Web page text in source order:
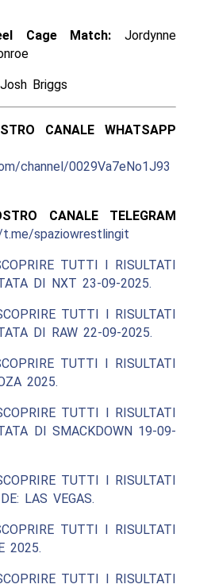
Cage Match: Jordynne
Briggs
CANALE WHATSAPP
channel/0029Va7eNo1J93
CANALE TELEGRAM
spaziowrestlingit
TUTTI I RISULTATI
DI NXT 23-09-2025.
TUTTI I RISULTATI
DI RAW 22-09-2025.
TUTTI I RISULTATI
2025.
TUTTI I RISULTATI
DI SMACKDOWN 19-09-
TUTTI I RISULTATI
LAS VEGAS.
TUTTI I RISULTATI
2025.
TUTTI I RISULTATI